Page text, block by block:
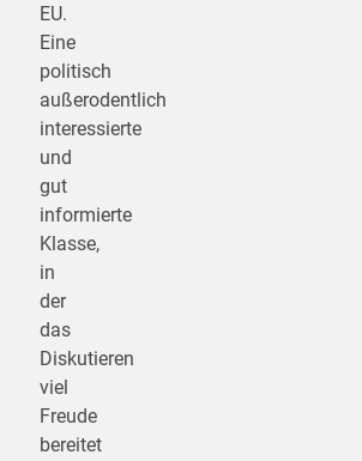
EU.
Eine
politisch
außerodentlich
interessierte
und
gut
informierte
Klasse,
in
der
das
Diskutieren
viel
Freude
bereitet